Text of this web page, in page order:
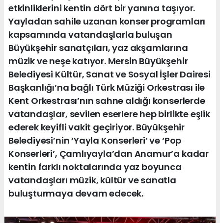
etkinliklerini kentin dört bir yanına taşıyor.
Yayladan sahile uzanan konser programları
kapsamında vatandaşlarla buluşan
Büyükşehir sanatçıları, yaz akşamlarına
müzik ve neşe katıyor. Mersin Büyükşehir
Belediyesi Kültür, Sanat ve Sosyal İşler Dairesi
Başkanlığı’na bağlı Türk Müziği Orkestrası ile
Kent Orkestrası’nın sahne aldığı konserlerde
vatandaşlar, sevilen eserlere hep birlikte eşlik
ederek keyifli vakit geçiriyor. Büyükşehir
Belediyesi’nin ‘Yayla Konserleri’ ve ‘Pop
Konserleri’, Çamlıyayla’dan Anamur’a kadar
kentin farklı noktalarında yaz boyunca
vatandaşları müzik, kültür ve sanatla
buluşturmaya devam edecek.